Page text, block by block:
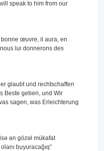
speak to him from our
bonne œuvre, il aura, en
lui donnerons des
glaubt und rechtschaffen
Beste geben, und Wir
sagen, was Erleichterung
ən gözəl mükafat
buyuracağıq”